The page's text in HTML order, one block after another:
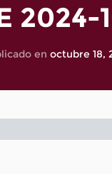
2024-
en octubre 18,